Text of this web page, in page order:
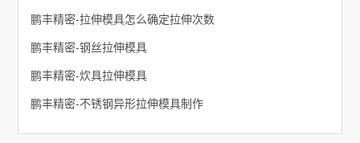
鹏丰精密-拉伸模具怎么确定拉伸次数
鹏丰精密-钢丝拉伸模具
鹏丰精密-炊具拉伸模具
鹏丰精密-不锈钢异形拉伸模具制作